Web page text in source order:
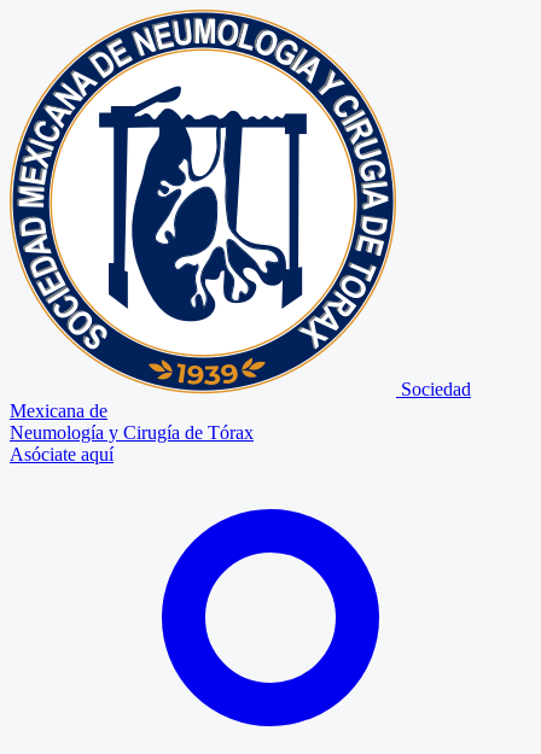
Sociedad
Mexicana de
Neumología y Cirugía de Tórax
Asóciate aquí